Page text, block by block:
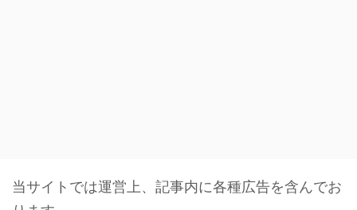
当サイトでは運営上、記事内に各種広告を含んでお